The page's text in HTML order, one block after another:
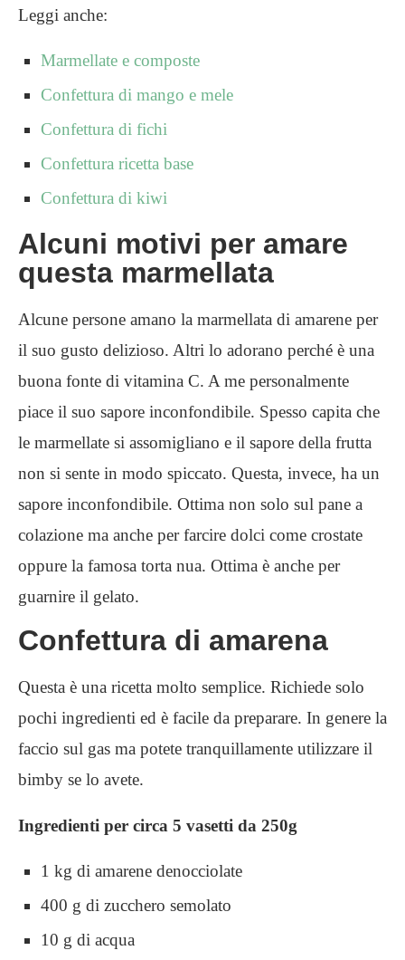
Leggi anche:
Marmellate e composte
Confettura di mango e mele
Confettura di fichi
Confettura ricetta base
Confettura di kiwi
Alcuni motivi per amare
questa marmellata
Alcune persone amano la marmellata di amarene per
il suo gusto delizioso. Altri lo adorano perché è una
buona fonte di vitamina C. A me personalmente
piace il suo sapore inconfondibile. Spesso capita che
le marmellate si assomigliano e il sapore della frutta
non si sente in modo spiccato. Questa, invece, ha un
sapore inconfondibile. Ottima non solo sul pane a
colazione ma anche per farcire dolci come crostate
oppure la famosa torta nua. Ottima è anche per
guarnire il gelato.
Confettura di amarena
Questa è una ricetta molto semplice. Richiede solo
pochi ingredienti ed è facile da preparare. In genere la
faccio sul gas ma potete tranquillamente utilizzare il
bimby se lo avete.
Ingredienti per circa 5 vasetti da 250g
1 kg di amarene denocciolate
400 g di zucchero semolato
10 g di acqua